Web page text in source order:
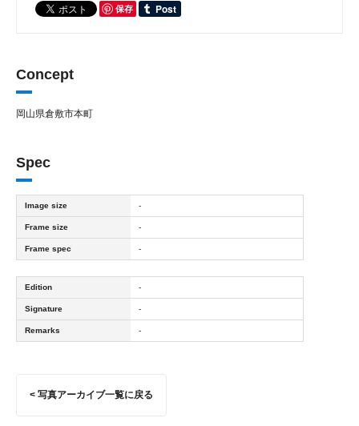
保存
Concept
岡山県倉敷市本町
Spec
Image size -
Frame size -
Frame spec -
Edition -
Signature -
Remarks -
< 写真アーカイブ一覧に戻る